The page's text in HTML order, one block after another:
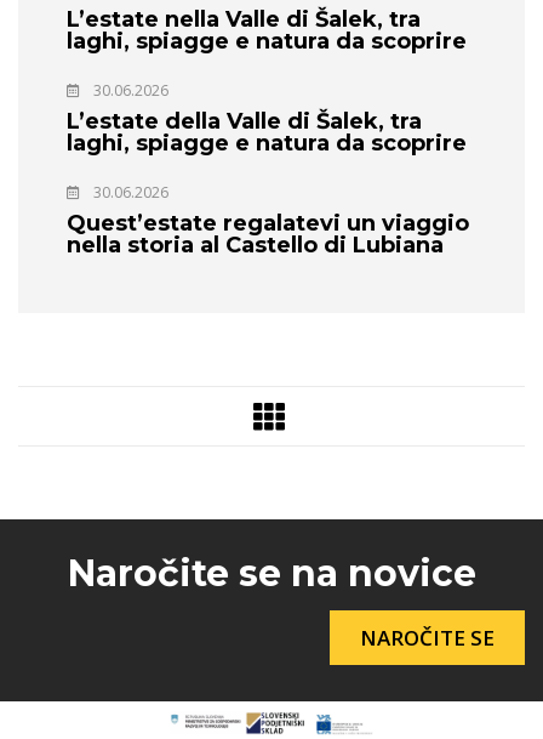
L’estate nella Valle di Šalek, tra
laghi, spiagge e natura da scoprire
30.06.2026
L’estate della Valle di Šalek, tra
laghi, spiagge e natura da scoprire
30.06.2026
Quest’estate regalatevi un viaggio
nella storia al Castello di Lubiana
Naročite se na novice
NAROČITE SE